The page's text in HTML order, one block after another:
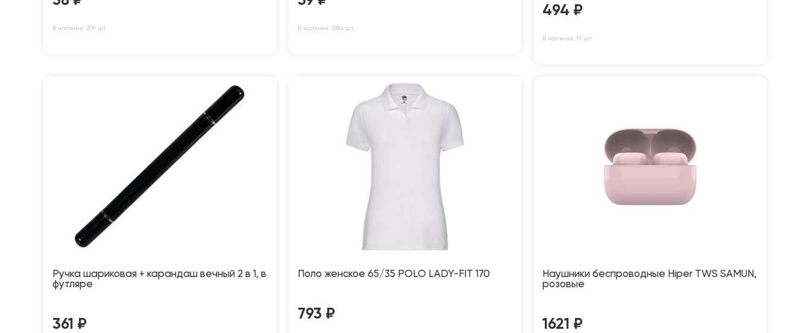
В наличии: 209 шт В наличии: 2184 шт
494 ₽
В наличии: 19 шт
Ручка шариковая + карандаш вечный 2 в 1, в
футляре
361 ₽
Поло женское 65/35 POLO LADY-FIT 170
793 ₽
Наушники беспроводные Hiper TWS SAMUN,
розовые
1621 ₽